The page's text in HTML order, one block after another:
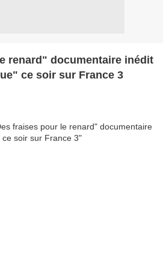
renard" documentaire inédit
ce soir sur France 3